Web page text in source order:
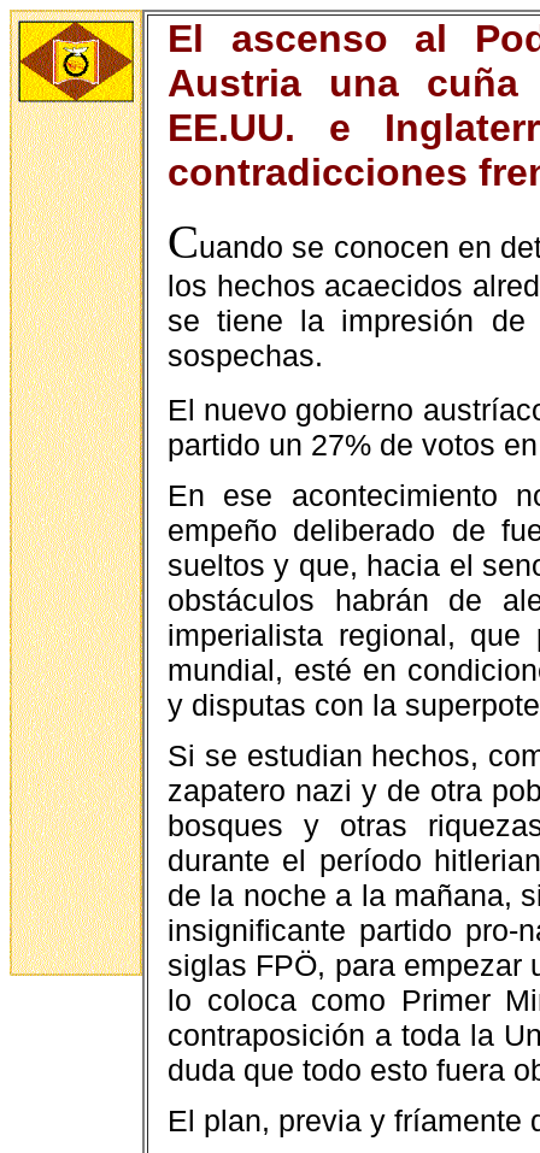
El ascenso al
Austria una
EE.UU. e
contradicciones
Cuando se conocen en
los hechos acaecidos
se tiene la impresión
sospechas.
El nuevo gobierno
partido un 27% de votos
En ese acontecimiento
empeño deliberado de
sueltos y que, hacia el
obstáculos habrán de
imperialista regional,
mundial, esté en
y disputas con la
Si se estudian hechos,
zapatero nazi y de otra
bosques y otras
durante el período
de la noche a la mañana,
insignificante partido
siglas FPÖ, para empezar
lo coloca como Primer
contraposición a toda la
duda que todo esto fuera
El plan, previa y fríamente